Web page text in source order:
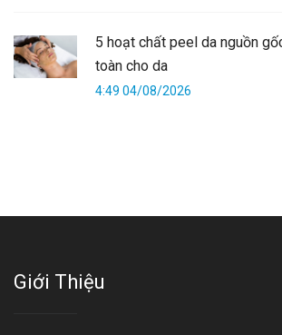
5 hoạt chất peel da nguồn
toàn cho da
4:49 04/08/2026
Giới Thiệu